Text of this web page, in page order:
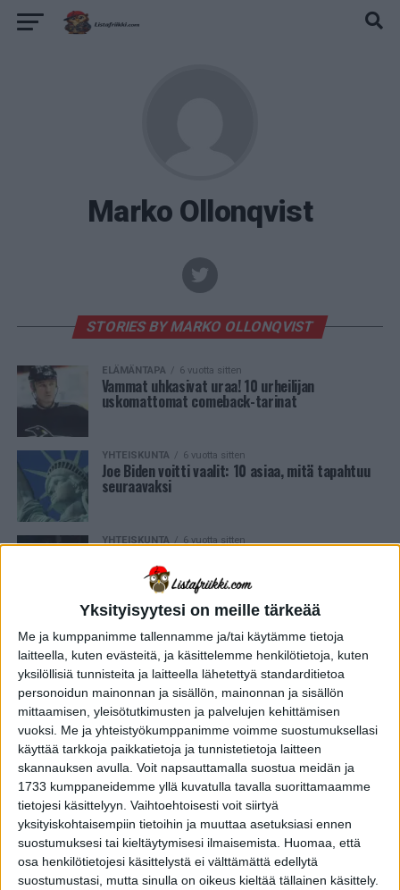
Yksityisyytesi on meille tärkeää
Me ja kumppanimme tallennamme ja/tai käytämme tietoja
laitteella, kuten evästeitä, ja käsittelemme henkilötietoja, kuten
yksilöllisiä tunnisteita ja laitteella lähetettyä standarditietoa
personoidun mainonnan ja sisällön, mainonnan ja sisällön
mittaamisen, yleisötutkimusten ja palvelujen kehittämisen
vuoksi. Me ja yhteistyökumppanimme voimme suostumuksellasi
käyttää tarkkoja paikkatietoja ja tunnistetietoja laitteen
skannauksen avulla. Voit napsauttamalla suostua meidän ja
1733 kumppaneidemme yllä kuvatulla tavalla suorittamaamme
tietojesi käsittelyyn. Vaihtoehtoisesti voit siirtyä
yksityiskohtaisempiin tietoihin ja muuttaa asetuksiasi ennen
suostumuksesi tai kieltäytymisesi ilmaisemista.
Huomaa, että
osa henkilötietojesi käsittelystä ei välttämättä edellytä
suostumustasi, mutta sinulla on oikeus kieltää tällainen käsittely.
Marko Ollonqvist
STORIES BY MARKO OLLONQVIST
ELÄMÄNTAPA 6 vuotta sitten
Vammat uhkasivat uraa! 10 urheilijan
uskomattomat comeback-tarinat
YHTEISKUNTA 6 vuotta sitten
Joe Biden voitti vaalit: 10 asiaa, mitä tapahtuu
seuraavaksi
YHTEISKUNTA 6 vuotta sitten
tietovuotoa!
Top 10 vanhimmat suomalaiset tuotemerkit,
jotka löydät edelleen kaupoista!
ELÄMÄNTAPA 6 vuotta sitten
Top 10 kuntoiluun liittyvät myytit,
jotka eivät pidä paikkansa!
VIIHDE 6 vuotta sitten
Ketkä ovat Top 10 Suomen suosituimmat
somejulkkikset?!